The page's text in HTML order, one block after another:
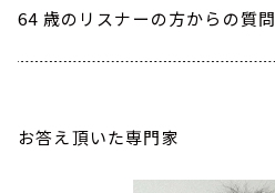
64 歳のリスナーの方からの質問
お答え頂いた専門家